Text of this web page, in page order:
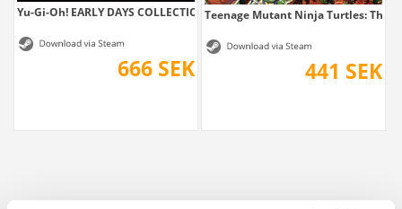
Yu-Gi-Oh! EARLY DAYS COLLECTION
666 SEK
Teenage Mutant Ninja Turtles: The...
441 SEK